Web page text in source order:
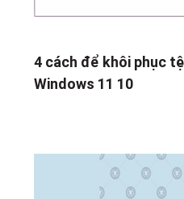
4 cách để khôi phục
Windows 11 10